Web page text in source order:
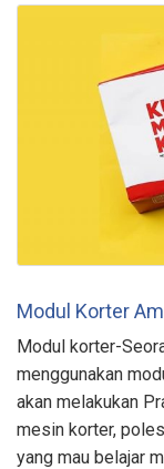
Modul Korter
Modul korter-
menggunakan
akan melakukan
mesin korter,
yang mau belajar